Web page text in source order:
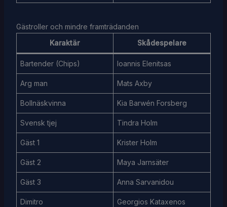
Gästroller och mindre framträdanden
Karaktär
Skådespelare
Bartender (Chips) Ioannis Elenitsas
Arg man Mats Axby
Bollnäskvinna Kia Barwén Forsberg
Svensk tjej Tindra Holm
Gäst 1 Krister Holm
Gäst 2 Maya Jarnsäter
Gäst 3 Anna Sarvanidou
Dimitro Georgios Kataxenos